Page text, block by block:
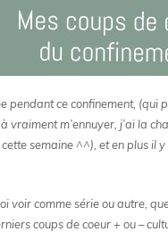
pendant ce confinement, (qui
vraiment m’ennuyer, j’ai la
semaine ^^), et en plus il
voir comme série ou autre,
coups de coeur + ou –